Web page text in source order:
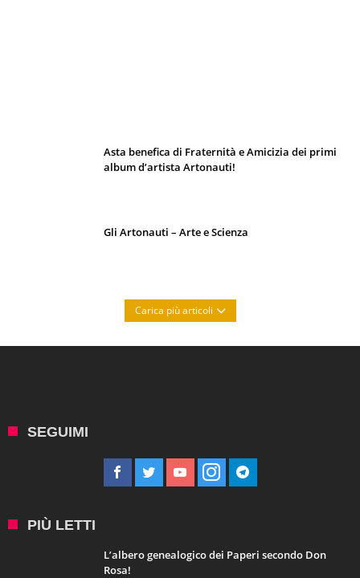
Asta benefica di Fraternità e Amicizia dei primi
album d’artista Artonauti!
Gli Artonauti – Arte e Scienza
Carica più articoli
SEGUIMI
PIÙ LETTI
L’albero genealogico dei Paperi secondo Don
Rosa!